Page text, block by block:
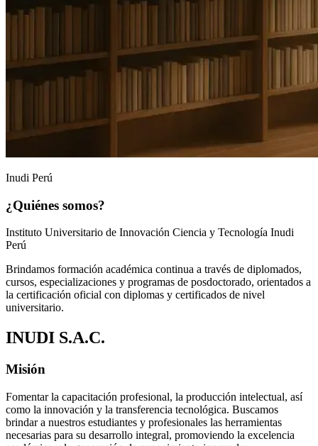
Inudi Perú
¿Quiénes somos?
Instituto Universitario de Innovación Ciencia y Tecnología Inudi
Perú
Brindamos formación académica continua a través de diplomados,
cursos, especializaciones y programas de posdoctorado, orientados a
la certificación oficial con diplomas y certificados de nivel
universitario.
INUDI S.A.C.
Misión
Fomentar la capacitación profesional, la producción intelectual, así
como la innovación y la transferencia tecnológica. Buscamos
brindar a nuestros estudiantes y profesionales las herramientas
necesarias para su desarrollo integral, promoviendo la excelencia